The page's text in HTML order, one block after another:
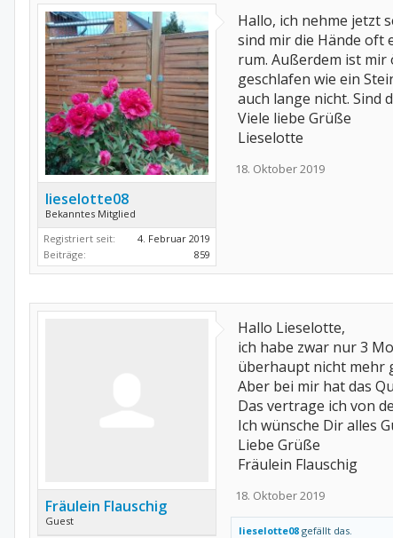
lieselotte08
Bekanntes Mitglied
Registriert seit:
4. Februar 2019
Beiträge:
859
Hallo, ich nehme jetzt
sind mir die Hände oft
rum. Außerdem ist
geschlafen wie ein
auch lange nicht. Sind
Viele liebe Grüße
Lieselotte
18. Oktober 2019
Fräulein Flauschig
Guest
Hallo Lieselotte,
ich habe zwar nur 3
überhaupt nicht mehr
Aber bei mir hat das
Das vertrage ich von
Ich wünsche Dir alles
Liebe Grüße
Fräulein Flauschig
18. Oktober 2019
lieselotte08 gefällt das.